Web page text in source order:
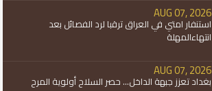
AUG 07, 2026
استنفار امتي في العراق ترقبا لرد الفصائل بعد
انتهاءالمهلة
AUG 07, 2026
بغداد تعزز جبهة الداخل... حصر السلاح أولوية المرح